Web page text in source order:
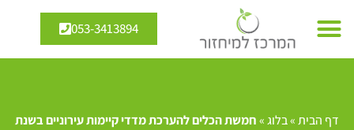
053-3413894
דף הבית»בלוג»חמשת הכלים להערכת מדדי קיימות עירוניים בשנת